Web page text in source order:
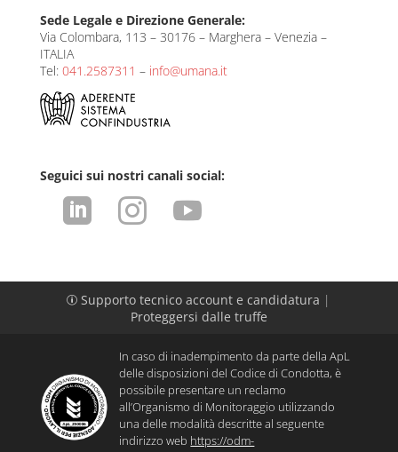
Sede Legale e Direzione Generale:
Via Colombara, 113 – 30176 – Marghera – Venezia –
ITALIA
Tel: 041.2587311 – info@umana.it
Seguici sui nostri canali social:
  
p Supporto tecnico account e candidatura |
Proteggersi dalle truffe
In caso di inadempimento da parte della ApL
delle disposizioni del Codice di Condotta, è
possibile presentare un reclamo
all’Organismo di Monitoraggio utilizzando
una delle modalità descritte al seguente
indirizzo web https://odm-